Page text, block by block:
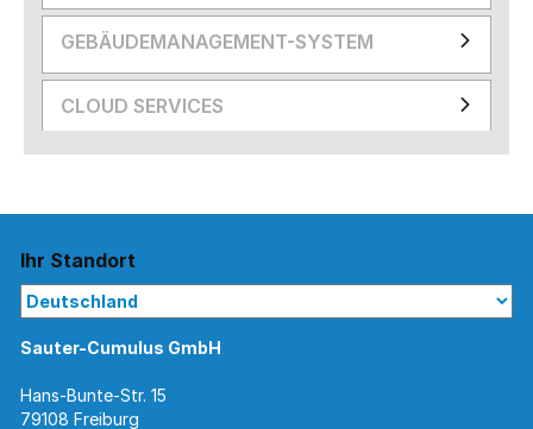
GEBÄUDEMANAGEMENT-SYSTEM
CLOUD SERVICES
Ihr Standort
Sauter-Cumulus GmbH
Hans-Bunte-Str. 15
79108 Freiburg